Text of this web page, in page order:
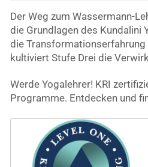
Der Weg zum Wassermann-
die Grundlagen des Kundalini
die Transformationserfahrung
kultiviert Stufe Drei die
Werde Yogalehrer! KRI
Programme. Entdecken und